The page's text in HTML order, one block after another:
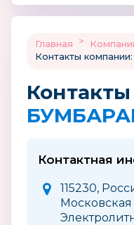
Главная >
Контакты компании:
Контактная
115230,
Московская